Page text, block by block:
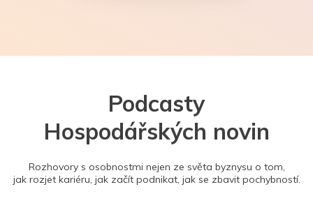
Podcasty
Hospodářských novin
Rozhovory s osobnostmi nejen ze světa byznysu o tom,
jak rozjet kariéru, jak začít podnikat, jak se zbavit pochybností.